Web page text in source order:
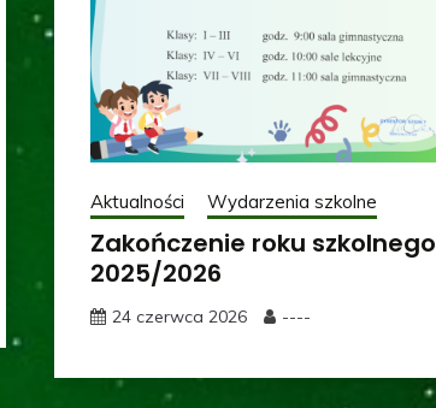
Aktualności Wydarzenia szkolne
Zakończenie roku szkolnego
2025/2026
24 czerwca 2026 ----